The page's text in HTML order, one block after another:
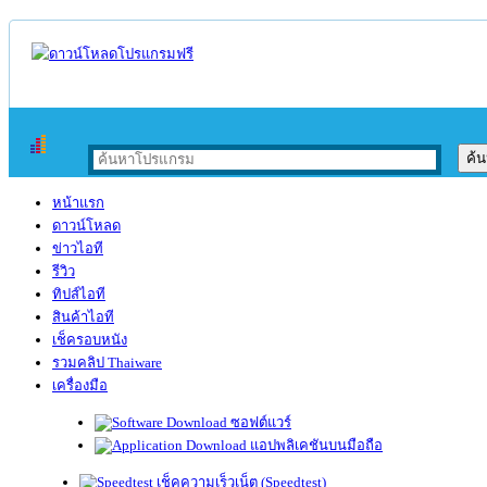
หน้าแรก
ดาวน์โหลด
ข่าวไอที
รีวิว
ทิปส์ไอที
สินค้าไอที
เช็ครอบหนัง
รวมคลิป Thaiware
เครื่องมือ
ซอฟต์แวร์
แอปพลิเคชันบนมือถือ
เช็คความเร็วเน็ต (Speedtest)